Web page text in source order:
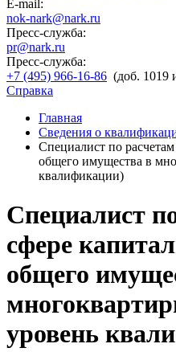
E-mail:
nok-nark@nark.ru
Пресс-служба:
pr@nark.ru
Пресс-служба:
+7 (495) 966-16-86 (доб. 1019
Справка
Главная
Сведения о
Специалист по
общего имущества в
квалификации)
Специалист
сфере
общего
уровень